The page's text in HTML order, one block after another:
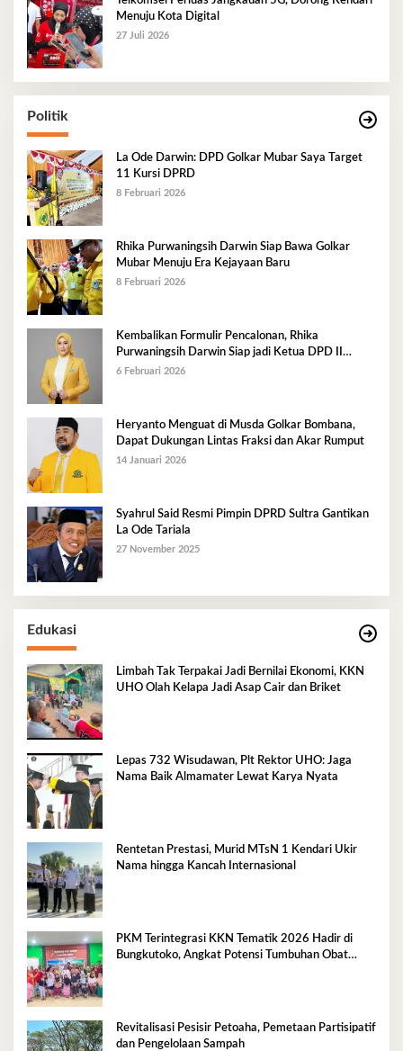
Menuju Kota Digital
27 Juli 2026
Politik
La Ode Darwin: DPD Golkar Mubar Saya Target
11 Kursi DPRD
8 Februari 2026
Rhika Purwaningsih Darwin Siap Bawa Golkar
Mubar Menuju Era Kejayaan Baru
8 Februari 2026
Kembalikan Formulir Pencalonan, Rhika
Purwaningsih Darwin Siap jadi Ketua DPD II
Golkar Mubar
6 Februari 2026
Heryanto Menguat di Musda Golkar Bombana,
Dapat Dukungan Lintas Fraksi dan Akar Rumput
14 Januari 2026
Syahrul Said Resmi Pimpin DPRD Sultra Gantikan
La Ode Tariala
27 November 2025
Edukasi
Limbah Tak Terpakai Jadi Bernilai Ekonomi, KKN
UHO Olah Kelapa Jadi Asap Cair dan Briket
Lepas 732 Wisudawan, Plt Rektor UHO: Jaga
Nama Baik Almamater Lewat Karya Nyata
Rentetan Prestasi, Murid MTsN 1 Kendari Ukir
Nama hingga Kancah Internasional
PKM Terintegrasi KKN Tematik 2026 Hadir di
Bungkutoko, Angkat Potensi Tumbuhan Obat
Revitalisasi Pesisir Petoaha, Pemetaan Partisipatif
dan Pengelolaan Sampah